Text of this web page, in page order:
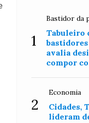
1
Bastidor da
Tabuleiro
avalia
compor
2
Economia
Cidades,
lideram